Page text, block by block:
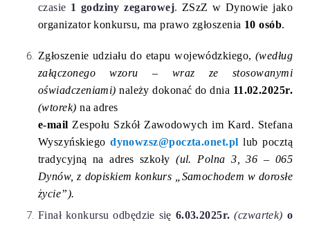
czasie 1 godziny zegarowej. ZSzZ w Dynowie jako
organizator konkursu, ma prawo zgłoszenia 10 osób.
Zgłoszenie udziału do etapu wojewódzkiego, (według
załączonego wzoru – wraz ze stosowanymi
oświadczeniami) należy dokonać do dnia 11.02.2025r.
(wtorek)na adres
e-mail Zespołu Szkół Zawodowych im Kard. Stefana
Wyszyńskiegodynowzsz@poczta.onet.pl lub pocztą
tradycyjną na adres szkoły(ul. Polna 3, 36 – 065
Dynów, z dopiskiem konkurs „Samochodem w dorosłe
życie”).
Finał konkursu odbędzie się 6.03.2025r.(czwartek) o